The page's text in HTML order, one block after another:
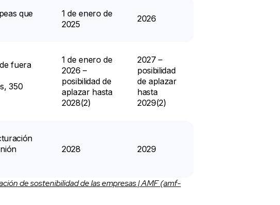
que
1 de enero de
2025
2026
fuera
350
1 de enero de
2026 –
posibilidad de
aplazar hasta
2028(2)
2027 –
posibilidad
de aplazar
hasta
2029(2)
2028 2029
de sostenibilidad de las empresas | AMF (amf-